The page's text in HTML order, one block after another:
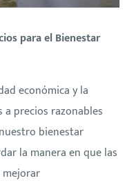
para el Bienestar
económica y la
precios razonables
bienestar
la manera en que las